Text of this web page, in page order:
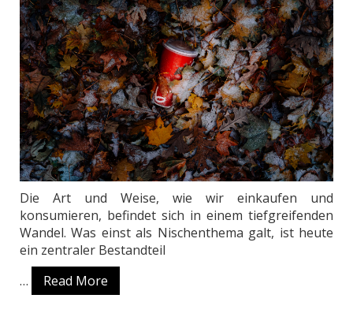
Die Art und Weise, wie wir einkaufen und
konsumieren, befindet sich in einem tiefgreifenden
Wandel. Was einst als Nischenthema galt, ist heute
ein zentraler Bestandteil
…
Read More